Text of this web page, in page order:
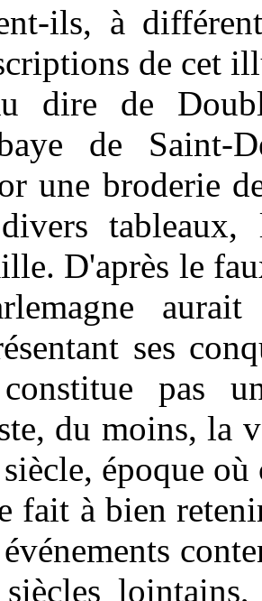
ils, à
de cet
dire de
de Saint-
une broderie
D'après le
ses
pas
du moins, la
siècle, époque
fait à bien
siècles